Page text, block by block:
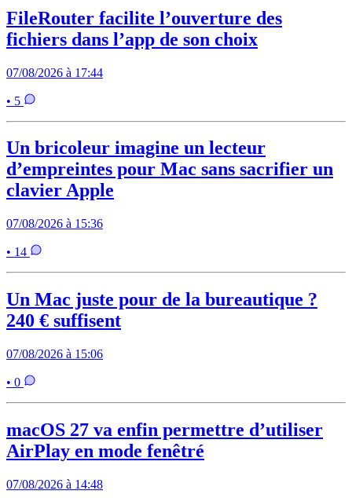
FileRouter facilite l’ouverture des
fichiers dans l’app de son choix
07/08/2026 à 17:44
• 5
Un bricoleur imagine un lecteur
d’empreintes pour Mac sans sacrifier un
clavier Apple
07/08/2026 à 15:36
• 14
Un Mac juste pour de la bureautique ?
240 € suffisent
07/08/2026 à 15:06
• 0
macOS 27 va enfin permettre d’utiliser
AirPlay en mode fenêtré
07/08/2026 à 14:48